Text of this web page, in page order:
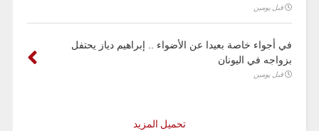
قبل يومين
في أجواء خاصة بعيدا عن الأضواء .. إبراهيم دياز يحتفل
بزواجه في اليونان
قبل يومين
تحميل المزيد